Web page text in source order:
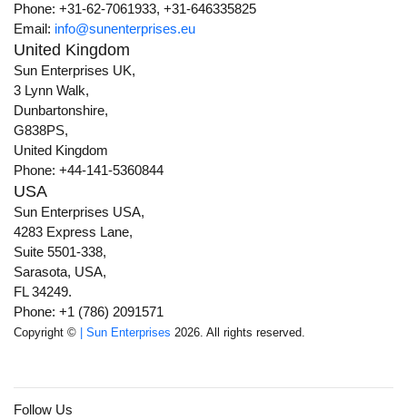
Phone: +31-62-7061933, +31-646335825
Email: info@sunenterprises.eu
United Kingdom
Sun Enterprises UK,
3 Lynn Walk,
Dunbartonshire,
G838PS,
United Kingdom
Phone: +44-141-5360844
USA
Sun Enterprises USA,
4283 Express Lane,
Suite 5501-338,
Sarasota, USA,
FL 34249.
Phone: +1 (786) 2091571
Copyright © | Sun Enterprises 2026. All rights reserved.
Follow Us